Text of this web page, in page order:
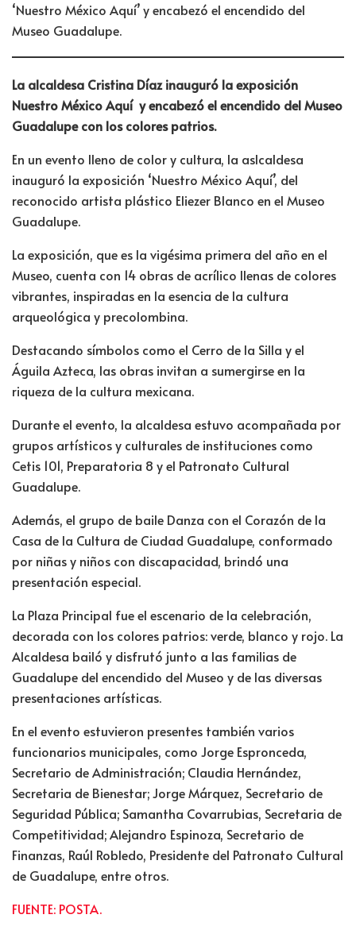
‘Nuestro México Aquí’ y encabezó el encendido del
Museo Guadalupe.
La alcaldesa Cristina Díaz inauguró la exposición
Nuestro México Aquí y encabezó el encendido del Museo
Guadalupe con los colores patrios.
En un evento lleno de color y cultura, la aslcaldesa
inauguró la exposición ‘Nuestro México Aquí’, del
reconocido artista plástico Eliezer Blanco en el Museo
Guadalupe.
La exposición, que es la vigésima primera del año en el
Museo, cuenta con 14 obras de acrílico llenas de colores
vibrantes, inspiradas en la esencia de la cultura
arqueológica y precolombina.
Destacando símbolos como el Cerro de la Silla y el
Águila Azteca, las obras invitan a sumergirse en la
riqueza de la cultura mexicana.
Durante el evento, la alcaldesa estuvo acompañada por
grupos artísticos y culturales de instituciones como
Cetis 101, Preparatoria 8 y el Patronato Cultural
Guadalupe.
Además, el grupo de baile Danza con el Corazón de la
Casa de la Cultura de Ciudad Guadalupe, conformado
por niñas y niños con discapacidad, brindó una
presentación especial.
La Plaza Principal fue el escenario de la celebración,
decorada con los colores patrios: verde, blanco y rojo. La
Alcaldesa bailó y disfrutó junto a las familias de
Guadalupe del encendido del Museo y de las diversas
presentaciones artísticas.
En el evento estuvieron presentes también varios
funcionarios municipales, como Jorge Espronceda,
Secretario de Administración; Claudia Hernández,
Secretaria de Bienestar; Jorge Márquez, Secretario de
Seguridad Pública; Samantha Covarrubias, Secretaria de
Competitividad; Alejandro Espinoza, Secretario de
Finanzas, Raúl Robledo, Presidente del Patronato Cultural
de Guadalupe, entre otros.
FUENTE: POSTA.